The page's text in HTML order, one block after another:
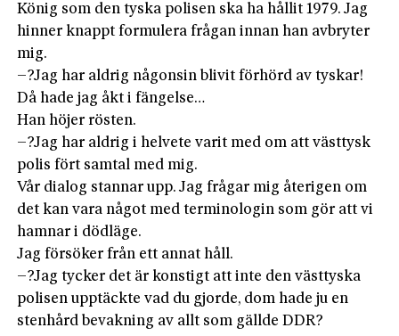
König som den tyska polisen ska ha hållit 1979. Jag
hinner knappt formulera frågan innan han avbryter
mig.
–?Jag har aldrig någonsin blivit förhörd av tyskar!
Då hade jag åkt i fängelse…
Han höjer rösten.
–?Jag har aldrig i helvete varit med om att västtysk
polis fört samtal med mig.
Vår dialog stannar upp. Jag frågar mig återigen om
det kan vara något med terminologin som gör att vi
hamnar i dödläge.
Jag försöker från ett annat håll.
–?Jag tycker det är konstigt att inte den västtyska
polisen upptäckte vad du gjorde, dom hade ju en
stenhård bevakning av allt som gällde DDR?